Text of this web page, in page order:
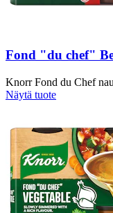
Fond "du chef"
Knorr Fond du Chef
Näytä tuote